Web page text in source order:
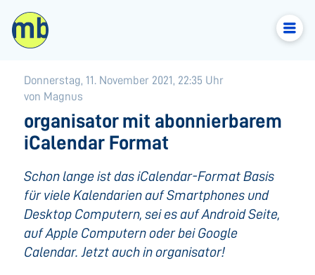
Donnerstag, 11. November 2021, 22:35 Uhr
von Magnus
organisator mit abonnierbarem
iCalendar Format
Schon lange ist das iCalendar-Format Basis
für viele Kalendarien auf Smartphones und
Desktop Computern, sei es auf Android Seite,
auf Apple Computern oder bei Google
Calendar. Jetzt auch in organisator!